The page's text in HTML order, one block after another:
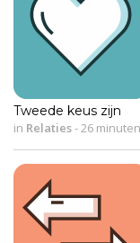
Tweede keus zijn
in Relaties-26